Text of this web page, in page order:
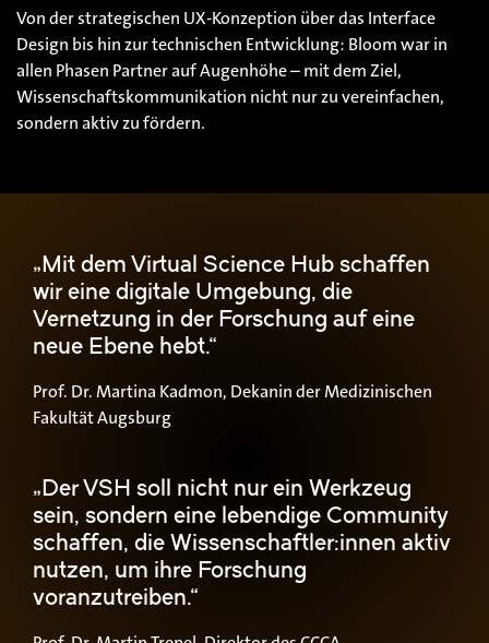
Von der strategischen UX-Konzeption über das Interface
Design bis hin zur technischen Entwicklung: Bloom war in
allen Phasen Partner auf Augenhöhe – mit dem Ziel,
Wissenschaftskommunikation nicht nur zu vereinfachen,
sondern aktiv zu fördern.
„Mit dem Virtual Science Hub schaffen
wir eine digitale Umgebung, die
Vernetzung in der Forschung auf eine
neue Ebene hebt.“
Prof. Dr. Martina Kadmon, Dekanin der Medizinischen
Fakultät Augsburg
„Der VSH soll nicht nur ein Werkzeug
sein, sondern eine lebendige Community
schaffen, die Wissenschaftler:innen aktiv
nutzen, um ihre Forschung
voranzutreiben.“